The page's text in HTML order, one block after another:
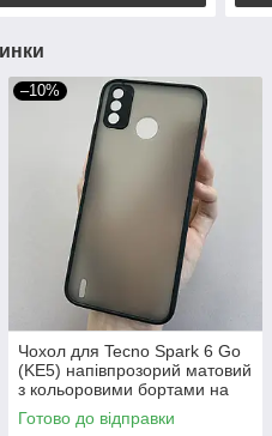
–10%
Чохол для Tecno Spark 6 Go
(KE5) напівпрозорий матовий
з кольоровими бортами на
техно спарк 6 го чорний tcb
Готово до відправки